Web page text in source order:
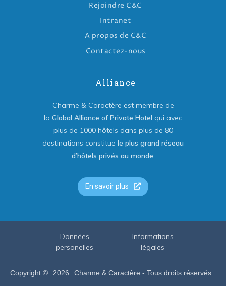
Rejoindre C&C
Intranet
A propos de C&C
Contactez-nous
Alliance
Charme & Caractère est membre de
la Global Alliance of Private Hotel qui avec
plus de 1000 hôtels dans plus de 80
destinations constitue le plus grand réseau
d’hôtels privés au monde.
En savoir plus
Copyright © 2026 Charme & Caractère - Tous droits réservés
Données
personelles
Informations
légales